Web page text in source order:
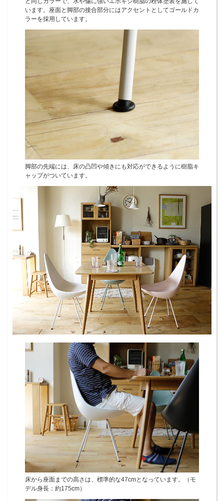
います。座面と脚部の接合部分にはアクセントとしてゴールドカ
ラーを採用しています。
脚部の先端には、床の凸凹や傾きにも対応ができるように樹脂キ
ャップがついています。
床から座面までの高さは、標準的な47cmとなっています。（モ
デル身長：約175cm）